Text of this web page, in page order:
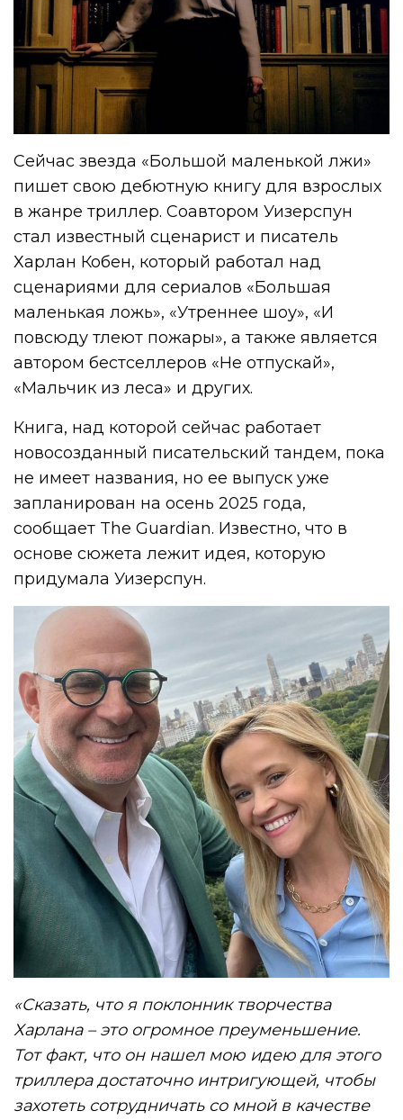
Сейчас звезда «Большой маленькой лжи»
пишет свою дебютную книгу для взрослых
в жанре триллер. Соавтором Уизерспун
стал известный сценарист и писатель
Харлан Кобен, который работал над
сценариями для сериалов «Большая
маленькая ложь», «Утреннее шоу», «И
повсюду тлеют пожары», а также является
автором бестселлеров «Не отпускай»,
«Мальчик из леса» и других.
Книга, над которой сейчас работает
новосозданный писательский тандем, пока
не имеет названия, но ее выпуск уже
запланирован на осень 2025 года,
сообщает The Guardian. Известно, что в
основе сюжета лежит идея, которую
придумала Уизерспун.
«Сказать, что я поклонник творчества
Харлана – это огромное преуменьшение.
Тот факт, что он нашел мою идею для этого
триллера достаточно интригующей, чтобы
захотеть сотрудничать со мной в качестве